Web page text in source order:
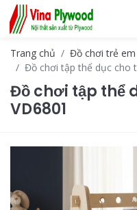
Trang chủ
Đồ chơi trẻ em
Đồ chơi tập thể dục cho
Đồ chơi tập thể
VD6801